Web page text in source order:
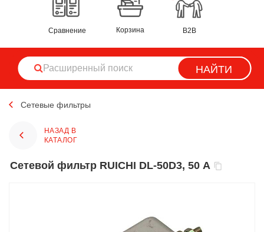
Сравнение Корзина B2B
НАЙТИ
Сетевые фильтры
НАЗАД В
КАТАЛОГ
Сетевой фильтр RUICHI DL-50D3, 50 А